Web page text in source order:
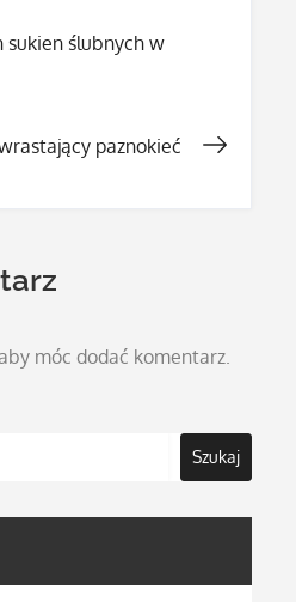
sukien ślubnych w
paznokieć
móc dodać komentarz.
Szukaj